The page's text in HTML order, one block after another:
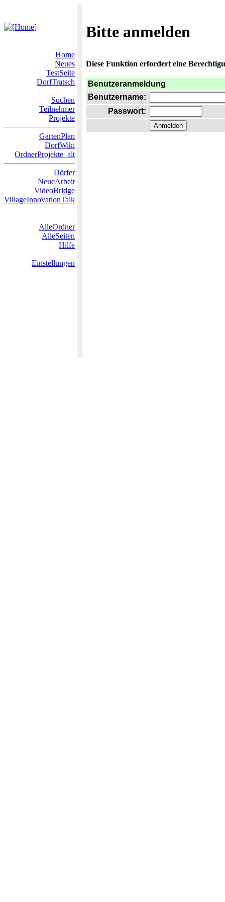
Bitte anmelden
Home
Neues
TestSeite
DorfTratsch
Suchen
Teilnehmer
Projekte
GartenPlan
DorfWiki
OrdnerProjekte_alt
Dörfer
NeueArbeit
VideoBridge
VillageInnovationTalk
AlleOrdner
AlleSeiten
Hilfe
Einstellungen
Diese Funktion erfordert eine
Benutzeranmeldung
Benutzername:
Passwort: